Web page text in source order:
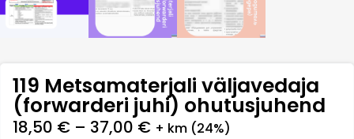
119 Metsamaterjali väljavedaja
(forwarderi juhi) ohutusjuhend
18,50 € – 37,00 € + km (24%)